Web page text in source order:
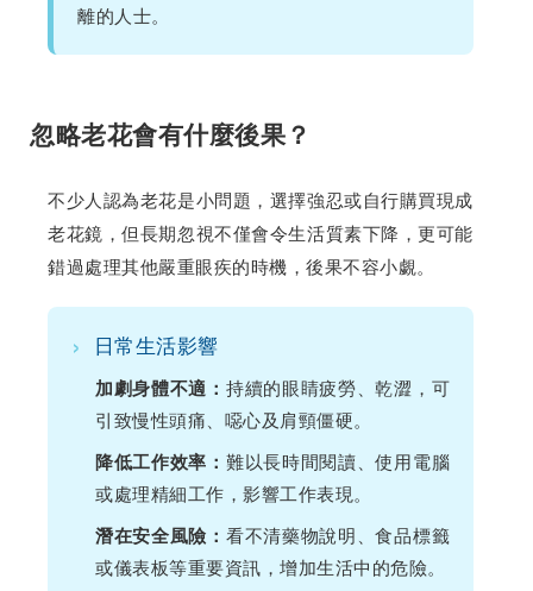
離的人士。
忽略老花會有什麼後果？
不少人認為老花是小問題，選擇強忍或自行購買現成
老花鏡，但長期忽視不僅會令生活質素下降，更可能
錯過處理其他嚴重眼疾的時機，後果不容小覷。
› 日常生活影響
加劇身體不適： 持續的眼睛疲勞、乾澀，可
引致慢性頭痛、噁心及肩頸僵硬。
降低工作效率： 難以長時間閱讀、使用電腦
或處理精細工作，影響工作表現。
潛在安全風險： 看不清藥物說明、食品標籤
或儀表板等重要資訊，增加生活中的危險。